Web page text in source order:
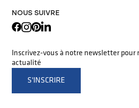
NOUS SUIVRE
Inscrivez-vous à notre newsletter
actualité
S'INSCRIRE